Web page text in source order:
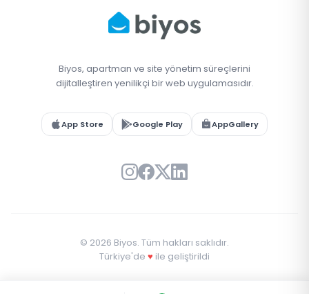
Biyos, apartman ve site yönetim süreçlerini
dijitalleştiren yenilikçi bir web uygulamasıdır.
App Store Google Play AppGallery
© 2026 Biyos. Tüm hakları saklıdır.
Türkiye'de ♥ ile geliştirildi